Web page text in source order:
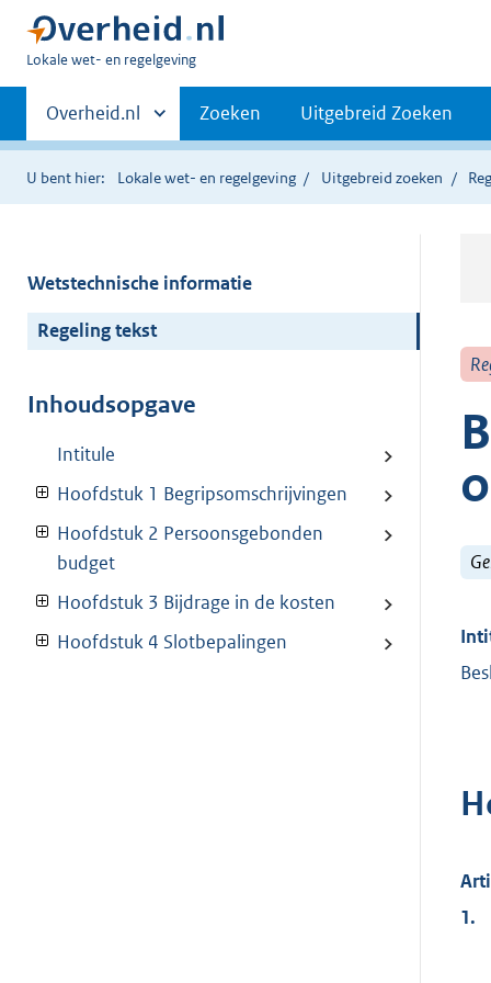
U
hier:
Lokale wet- en regelgeving
Primaire
navigatie
Andere
sites
binnen
Overheid.nl Zoeken Uitgebreid Zoeken
U bent hier: Lokale wet- en regelgeving Uitgebreid zoeken
Wetstechnische informatie
Regeling tekst
Inhoudsopgave
Intitule
Hoofdstuk 1 Begripsomschrijvingen
Hoofdstuk 2 Persoonsgebonden
budget
Hoofdstuk 3 Bijdrage in de kosten
Hoofdstuk 4 Slotbepalingen
1.